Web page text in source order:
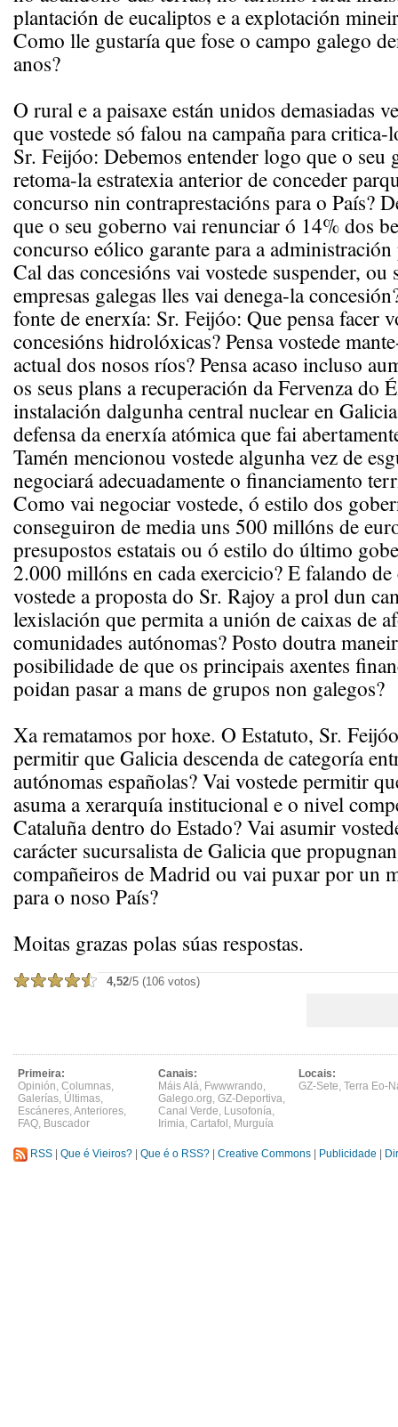
plantación de eucaliptos e a explotación
Como lle gustaría que fose o campo galego
anos?
O rural e a paisaxe están unidos demasiadas
que vostede só falou na campaña para
Sr. Feijóo: Debemos entender logo que o seu
retoma-la estratexia anterior de conceder
concurso nin contraprestacións para o País?
que o seu goberno vai renunciar ó 14% dos
concurso eólico garante para a
Cal das concesións vai vostede suspender, ou
empresas galegas lles vai denega-la
fonte de enerxía: Sr. Feijóo: Que pensa facer
concesións hidrolóxicas? Pensa vostede
actual dos nosos ríos? Pensa acaso incluso
os seus plans a recuperación da Fervenza do
instalación dalgunha central nuclear en
defensa da enerxía atómica que fai
Tamén mencionou vostede algunha vez de
negociará adecuadamente o financiamento
Como vai negociar vostede, ó estilo dos
conseguiron de media uns 500 millóns de
presupostos estatais ou ó estilo do último
2.000 millóns en cada exercicio? E falando
vostede a proposta do Sr. Rajoy a prol dun
lexislación que permita a unión de caixas de
comunidades autónomas? Posto doutra
posibilidade de que os principais axentes
poidan pasar a mans de grupos non galegos?
Xa rematamos por hoxe. O Estatuto, Sr.
permitir que Galicia descenda de categoría
autónomas españolas? Vai vostede permitir
asuma a xerarquía institucional e o nivel
Cataluña dentro do Estado? Vai asumir
carácter sucursalista de Galicia que
compañeiros de Madrid ou vai puxar por un
para o noso País?
Moitas grazas polas súas respostas.
4,52/5 (106 votos)
Primeira:
Opinión, Columnas,
Galerías, Últimas,
Escáneres,Anteriores,
FAQ, Buscador
Canais:
Máis Alá, Fwwwrando,
Galego.org, GZ-Deportiva,
Canal Verde, Lusofonía,
Irimia, Cartafol , Murguía
Locais:
GZ-Sete, Terra Eo-
RSS Que é Vieiros? Que é o RSS? Creative Commons Publicidade